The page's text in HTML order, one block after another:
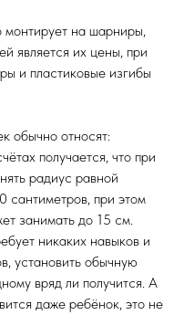
монтирует на шарниры,
является их цены, при
и пластиковые изгибы
обычно относят:
получается, что при
радиус равной
сантиметров, при этом
занимать до 15 см.
никаких навыков и
установить обычную
вряд ли получится. А
даже ребёнок, это не
амбарные
картины,
России:
Нижний
Тюмень,
Томск,
Павлодар,